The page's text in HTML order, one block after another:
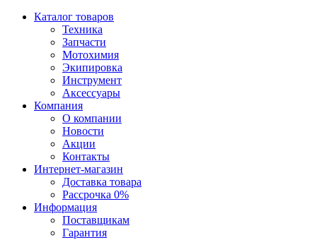
Каталог товаров
Техника
Запчасти
Мотохимия
Экипировка
Инструмент
Аксессуары
Компания
О компании
Новости
Акции
Контакты
Интернет-магазин
Доставка товара
Рассрочка 0%
Информация
Поставщикам
Гарантия